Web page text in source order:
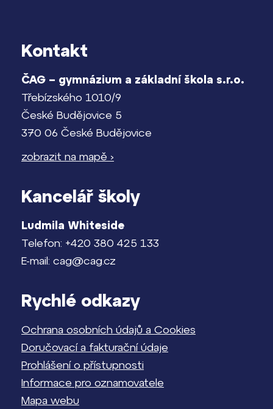
Kontakt
ČAG – gymnázium a základní škola s.r.o.
Třebízského 1010/9
České Budějovice 5
370 06 České Budějovice
zobrazit na mapě ›
Kancelář školy
Ludmila Whiteside
Telefon: +420 380 425 133
E-mail: cag@cag.cz
Rychlé odkazy
Ochrana osobních údajů a Cookies
Doručovací a fakturační údaje
Prohlášení o přístupnosti
Informace pro oznamovatele
Mapa webu